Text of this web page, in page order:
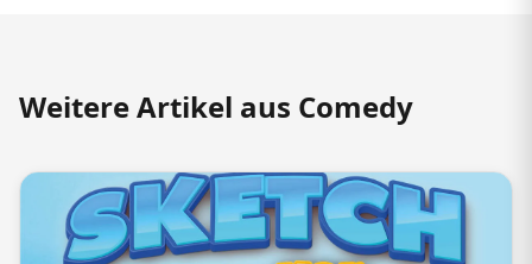
Weitere Artikel aus Comedy